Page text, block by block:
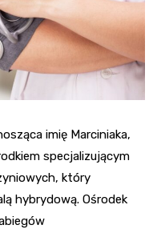
imię Marciniaka,
specjalizującym
który
hybrydową. Ośrodek